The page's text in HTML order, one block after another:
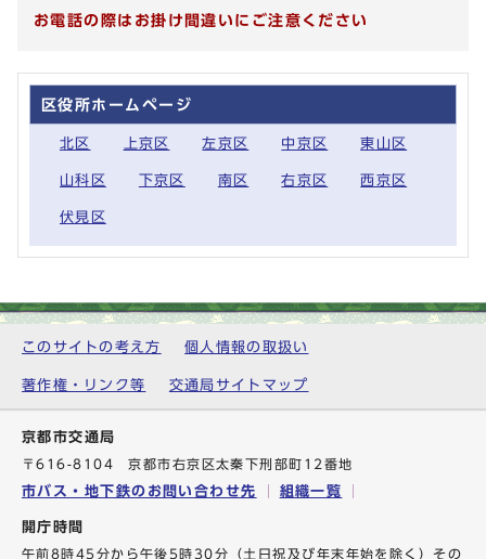
お電話の際はお掛け間違いにご注意ください
区役所ホームページ
北区 上京区 左京区 中京区 東山区
山科区 下京区 南区 右京区 西京区
伏見区
このサイトの考え方 個人情報の取扱い
著作権・リンク等 交通局サイトマップ
京都市交通局
〒616-8104 京都市右京区太秦下刑部町12番地
市バス・地下鉄のお問い合わせ先 組織一覧
開庁時間
午前8時45分から午後5時30分（土日祝及び年末年始を除く）その